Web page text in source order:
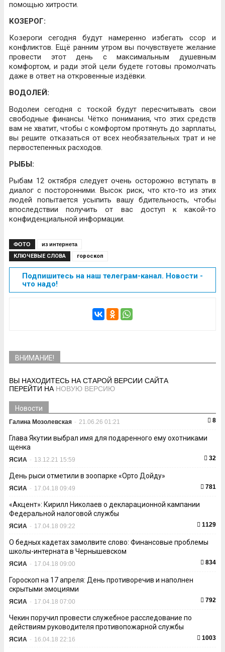
помощью хитрости.
КОЗЕРОГ:
Козероги сегодня будут намеренно избегать ссор и
конфликтов. Ещё ранним утром вы почувствуете желание
провести этот день с максимальным душевным
комфортом, и ради этой цели будете готовы промолчать
даже в ответ на откровенные издёвки.
ВОДОЛЕЙ:
Водолеи сегодня с тоской будут пересчитывать свои
свободные финансы. Чётко понимания, что этих средств
вам не хватит, чтобы с комфортом протянуть до зарплаты,
вы решите отказаться от всех необязательных трат и не
первостепенных расходов.
РЫБЫ:
Рыбам 12 октября следует очень осторожно вступать в
диалог с посторонними. Высок риск, что кто-то из этих
людей попытается усыпить вашу бдительность, чтобы
впоследствии получить от вас доступ к какой-то
конфиденциальной информации.
ФОТО из интернета
КЛЮЧЕВЫЕ СЛОВА гороскоп
Подпишитесь на наш телеграм-канал. Новости -
что надо!
ВНИМАНИЕ!
ВЫ НАХОДИТЕСЬ НА СТАРОЙ ВЕРСИИ САЙТА
ПЕРЕЙТИ НА НОВУЮ ВЕРСИЮ
Новости
Галина Мозолевская - 21.06.26 01:21 8
Глава Якутии выбрал имя для подаренного ему охотниками
щенка
ЯСИА - 13.12.21 15:59 32
День рыси отметили в зоопарке «Орто Дойду»
ЯСИА - 17.04.18 09:49 781
«Акцент»: Кирилл Николаев о декларационной кампании
Федеральной налоговой службы
ЯСИА - 17.04.18 09:22 1129
О бедных кадетах замолвите слово: Финансовые проблемы
школы-интерната в Чернышевском
ЯСИА - 17.04.18 09:00 834
Гороскоп на 17 апреля: День противоречив и наполнен
скрытыми эмоциями
ЯСИА - 17.04.18 07:00 792
Чекин поручил провести служебное расследование по
действиям руководителя противопожарной службы
ЯСИА - 16.04.18 22:16 1003